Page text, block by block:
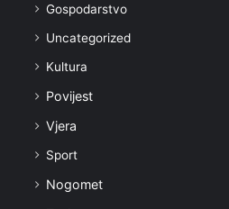
Gospodarstvo
Uncategorized
Kultura
Povijest
Vjera
Sport
Nogomet